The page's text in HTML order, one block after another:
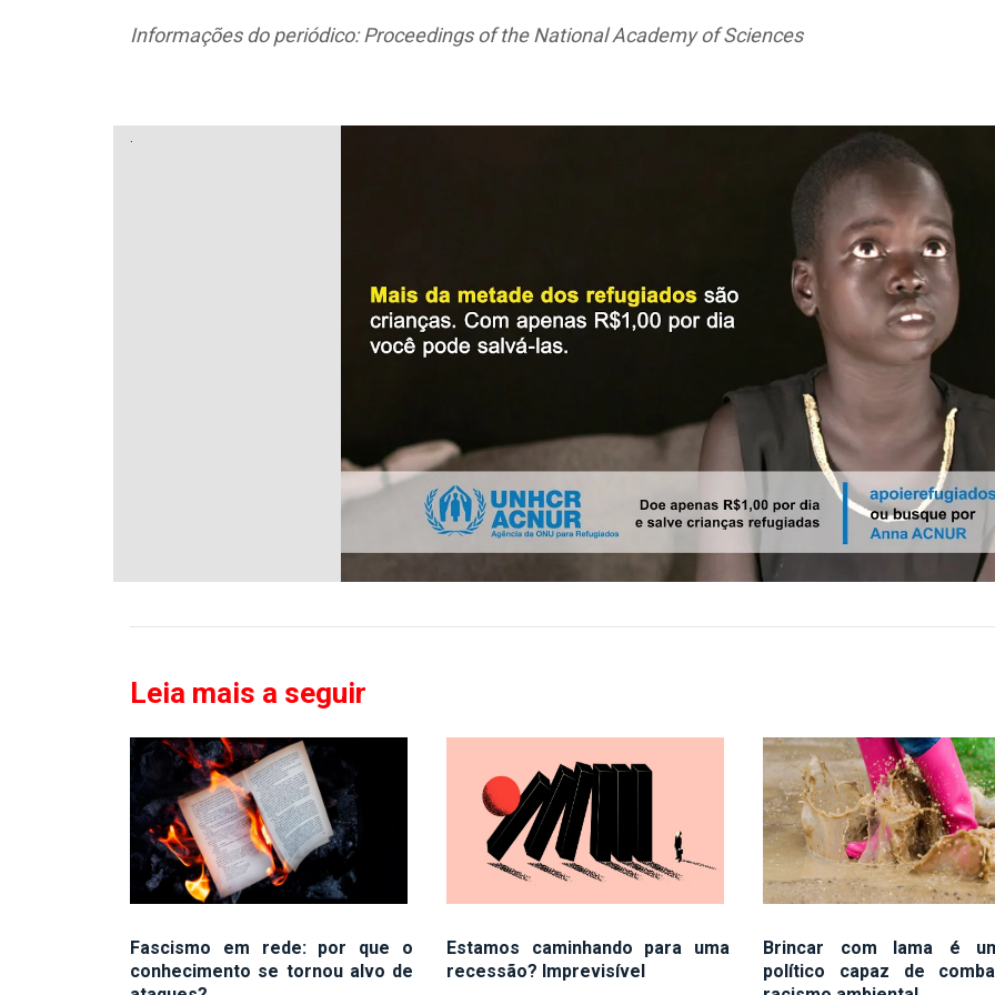
Informações do periódico: Proceedings of the National Academy of Sciences
Leia mais a seguir
Fascismo em rede: por que o
conhecimento se tornou alvo de
Estamos caminhando para uma
recessão? Imprevisível
Brincar com lama é
político capaz de